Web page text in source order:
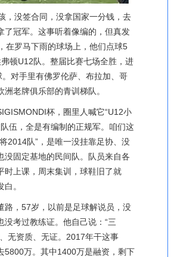
没签合同，没拿国家一分钱，去
了冠军。这事听着像编的，但真发
在罗马下雨的球场上，他们点球5
顿U12队。整届比赛七场全胜，进
对手里有佛罗伦萨、布拉加、哥
洲老牌俱乐部的青训梯队。
杯，圈里人喊它“U12小
伍，全是有编制的正规军。咱们这
2014队”，是唯一没挂靠足协、没
没固定基地的民间队。队员来自各
时上课，周末集训，球鞋旧了就
。
，57岁，以前是足球解说员，没
没考过教练证。他自己说：“三
无资质、无证。2017年干这事
5800万。其中1400万是融资，剩下